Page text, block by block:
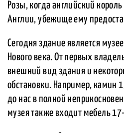
Розы, когда английский
Англии, убежище ему
Сегодня здание является
Нового века. От первых
внешний вид здания и
обстановки. Например, камин
до нас в полной
музея также входит мебель